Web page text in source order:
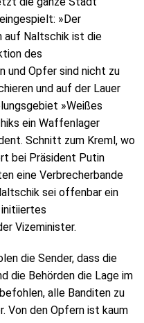
»Der
auf Naltschik ist die
des
und Opfer sind nicht zu
und auf der Lauer
»Weißes
ein Waffenlager
Schnitt zum Kreml, wo
bei Präsident Putin
eine Verbrecherbande
sei offenbar ein
Vizeminister.
die Sender, dass die
die Behörden die Lage im
alle Banditen zu
Von den Opfern ist kaum